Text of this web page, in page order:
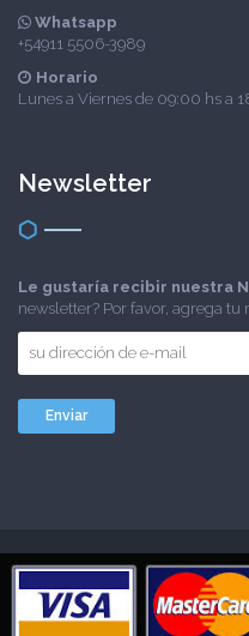
Whatsapp
+54911 5506-3989
Horario
Lunes a Viernes de 09:00 hs a
Newsletter
Le gustaría recibir nuestra
newsletter? Por favor, agrega tu